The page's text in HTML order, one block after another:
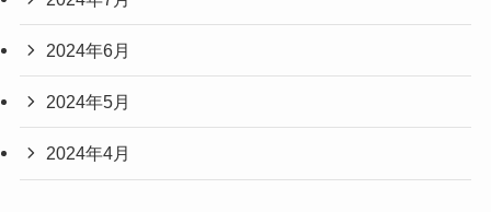
2024年6月
2024年5月
2024年4月